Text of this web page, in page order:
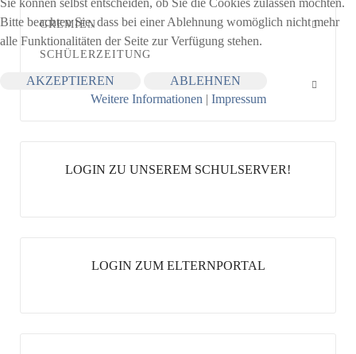
GREMIEN
SCHÜLERZEITUNG
SERVICE
LOGIN ZU UNSEREM SCHULSERVER!
LOGIN ZUM ELTERNPORTAL
Bitte beachten Sie, dass bei einer Ablehnung womöglich nicht mehr
alle Funktionalitäten der Seite zur Verfügung stehen.
AKZEPTIEREN
ABLEHNEN
Weitere Informationen | Impressum